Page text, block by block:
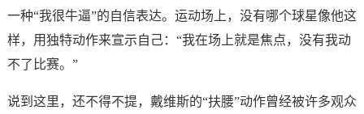
一种“我很牛逼”的自信表达。运动场上，没有哪个球星像他这
样，用独特动作来宣示自己：“我在场上就是焦点，没有我动
不了比赛。”
说到这里，还不得不提，戴维斯的“扶腰”动作曾经被许多观众